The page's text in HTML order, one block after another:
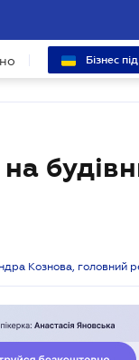
Бізнес
Кознова, головний